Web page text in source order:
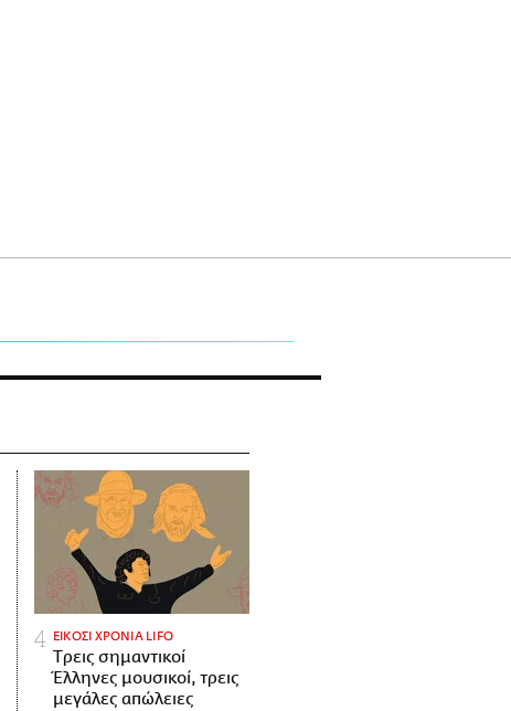
ΕΙΚΟΣΙ ΧΡΟΝΙΑ LIFO
Tρεις σημαντικοί
Έλληνες μουσικοί, τρεις
μεγάλες απώλειες